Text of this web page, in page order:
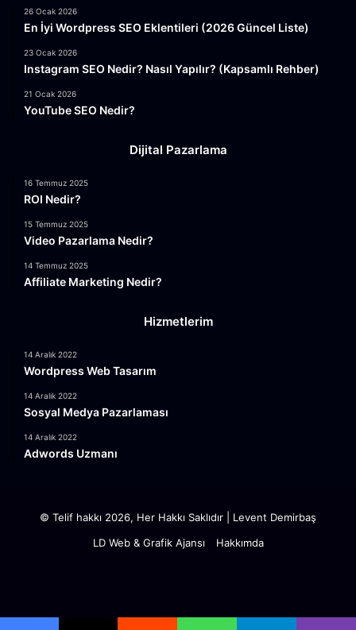
26 Ocak 2026
En İyi Wordpress SEO Eklentileri (2026 Güncel Liste)
23 Ocak 2026
Instagram SEO Nedir? Nasıl Yapılır? (Kapsamlı Rehber)
21 Ocak 2026
YouTube SEO Nedir?
Dijital Pazarlama
16 Temmuz 2025
ROI Nedir?
15 Temmuz 2025
Video Pazarlama Nedir?
14 Temmuz 2025
Affiliate Marketing Nedir?
Hizmetlerim
14 Aralık 2022
Wordpress Web Tasarım
14 Aralık 2022
Sosyal Medya Pazarlaması
14 Aralık 2022
Adwords Uzmanı
© Telif hakkı 2026, Her Hakkı Saklıdır | Levent Demirbaş
LD Web & Grafik Ajansı
Hakkımda